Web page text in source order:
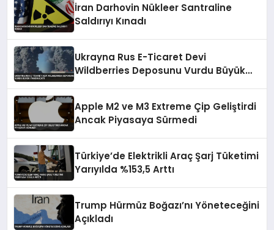
İran Darhovin Nükleer Santraline
Saldırıyı Kınadı
Ukrayna Rus E-Ticaret Devi
Wildberries Deposunu Vurdu Büyük
Apple M2 ve M3 Extreme Çip Geliştirdi
Ancak Piyasaya Sürmedi
Türkiye’de Elektrikli Araç Şarj Tüketimi
Yarıyılda %153,5 Arttı
Trump Hürmüz Boğazı’nı Yöneteceğini
Açıkladı